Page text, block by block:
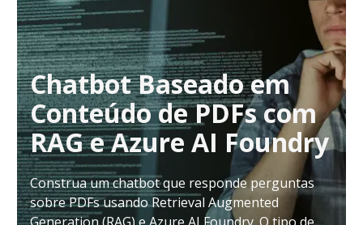
Chatbot Baseado em
Conteúdo de PDFs com
RAG e Azure AI Foundry
Construa um chatbot que responde perguntas
sobre PDFs usando Retrieval Augmented